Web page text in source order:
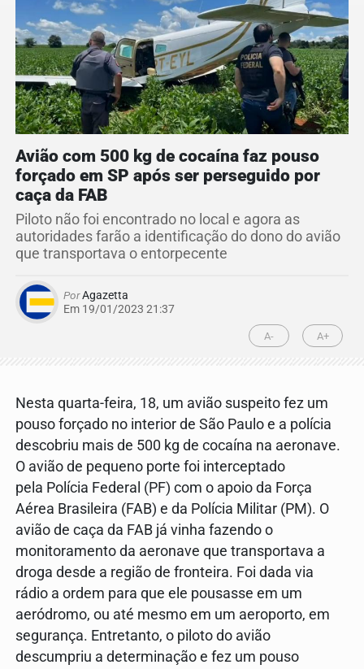
Avião com 500 kg de cocaína faz pouso
forçado em SP após ser perseguido por
caça da FAB
Piloto não foi encontrado no local e agora as
autoridades farão a identificação do dono do avião
que transportava o entorpecente
PorAgazetta
Em 19/01/2023 21:37
A- A+
Nesta quarta-feira, 18, um avião suspeito fez um
pouso forçado no interior de São Paulo e a polícia
descobriu mais de 500 kg de cocaína na aeronave.
O avião de pequeno porte foi interceptado
pela Polícia Federal (PF) com o apoio da Força
Aérea Brasileira (FAB) e da Polícia Militar (PM). O
avião de caça da FAB já vinha fazendo o
monitoramento da aeronave que transportava a
droga desde a região de fronteira. Foi dada via
rádio a ordem para que ele pousasse em um
aeródromo, ou até mesmo em um aeroporto, em
segurança. Entretanto, o piloto do avião
descumpriu a determinação e fez um pouso